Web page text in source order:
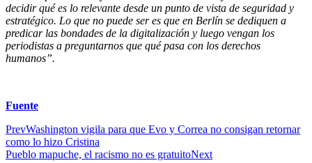
decidir qué es lo relevante desde un punto de vista de seguridad y
estratégico. Lo que no puede ser es que en Berlín se dediquen a
predicar las bondades de la digitalización y luego vengan los
periodistas a preguntarnos que qué pasa con los derechos
humanos”.
Fuente
PrevWashington vigila para que Evo y Correa no consigan retornar
como lo hizo Cristina
Pueblo mapuche, el racismo no es gratuitoNext